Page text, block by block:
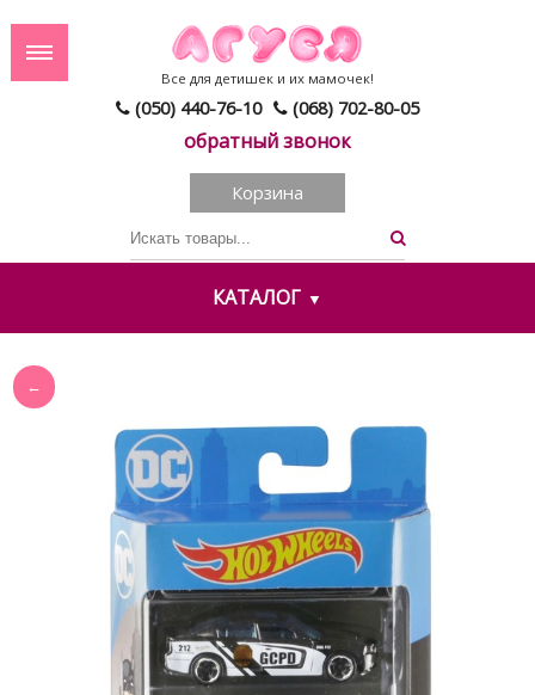
(050) 440-76-10 (068) 702-80-05
обратный звонок
Все для детишек и их мамочек!
Корзина
КАТАЛОГ